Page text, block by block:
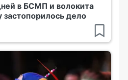
в БСМП и волокита
дело